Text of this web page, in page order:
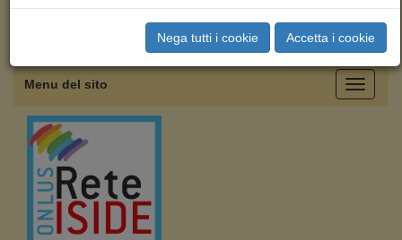
Toggle
Menu del sito
Nega tutti i cookie Accetta i cookie